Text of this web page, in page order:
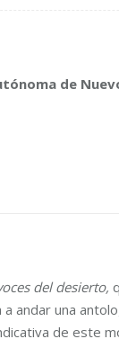
de
del desierto,
a andar una
de este